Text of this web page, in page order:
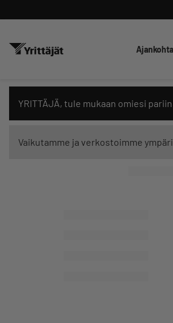
YRITTÄJÄ, tule mukaan omiesi
Vaikutamme ja verkostoimme
Hae sivustolta